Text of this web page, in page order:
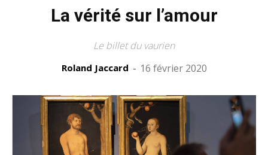
La vérité sur l’amour
Le billet du vaurien
Roland Jaccard - 16 février 2020